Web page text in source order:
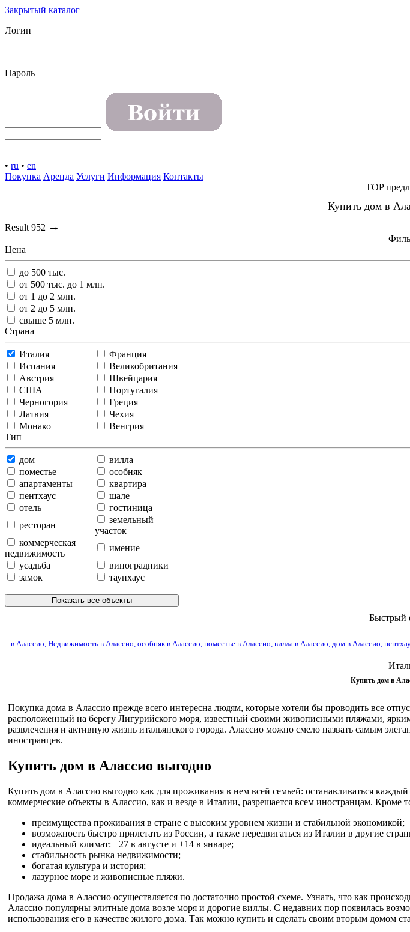
Закрытый каталог
Логин
Пароль
• ru • en
Покупка Аренда Услуги Информация Контакты
TOP
Купить дом в
Result 952 →
Цена
до 500 тыс.
от 500 тыс. до 1 млн.
от 1 до 2 млн.
от 2 до 5 млн.
свыше 5 млн.
Страна
Италия
Франция
Испания
Великобритания
Австрия
Швейцария
США
Португалия
Черногория
Греция
Латвия
Чехия
Монако
Венгрия
Тип
дом
вилла
поместье
особняк
апартаменты
квартира
пентхаус
шале
отель
гостиница
ресторан
земельный
участок
коммерческая
недвижимость
имение
усадьба
виноградники
замок
таунхаус
Показать все объекты
Быстрый
в Алассио, Недвижимость в Алассио, особняк в Алассио, поместье в Алассио, вилла в Алассио, дом в Алассио,
Купить дом в
Покупка дома в Алассио прежде всего интересна людям, которые хотели бы проводить все
расположенный на берегу Лигурийского моря, известный своими живописными пляжами,
развлечения и активную жизнь итальянского города. Алассио можно смело назвать самым
иностранцев.
Купить дом в Алассио выгодно
Купить дом в Алассио выгодно как для проживания в нем всей семьей: останавливаться
коммерческие объекты в Алассио, как и везде в Италии, разрешается всем иностранцам. Кроме
преимущества проживания в стране с высоким уровнем жизни и стабильной экономикой;
возможность быстро прилетать из России, а также передвигаться из Италии в другие
идеальный климат: +27 в августе и +14 в январе;
стабильность рынка недвижимости;
богатая культура и история;
лазурное море и живописные пляжи.
Продажа дома в Алассио осуществляется по достаточно простой схеме. Узнать, что как
Алассио популярны элитные дома возле моря и дорогие виллы. С недавних пор появилась
использования его в качестве жилого дома. Так можно купить и сделать своим вторым домом